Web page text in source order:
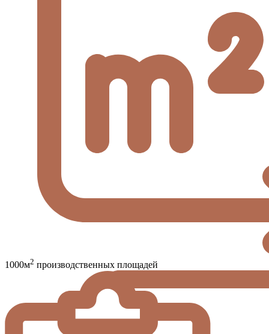
1000м2 производственных площадей